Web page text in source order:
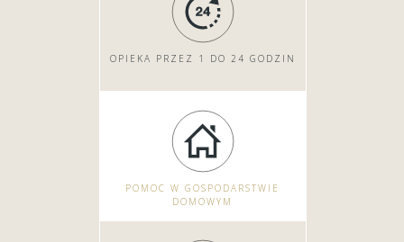
OPIEKA PRZEZ 1 DO 24 GODZIN
POMOC W GOSPODARSTWIE
DOMOWYM